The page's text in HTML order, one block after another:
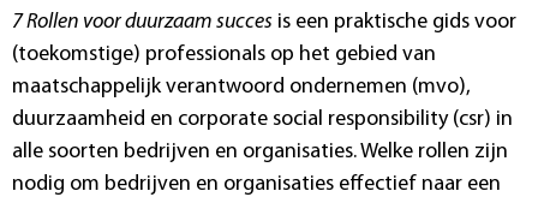
7 Rollen voor duurzaam succes is een praktische gids voor
(toekomstige) professionals op het gebied van
maatschappelijk verantwoord ondernemen (mvo),
duurzaamheid en corporate social responsibility (csr) in
alle soorten bedrijven en organisaties. Welke rollen zijn
nodig om bedrijven en organisaties effectief naar een